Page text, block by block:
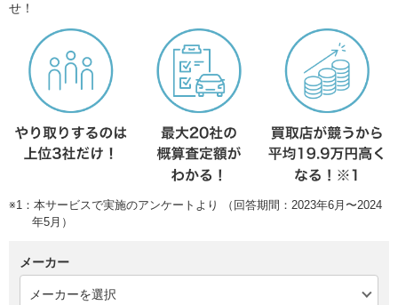
せ！
※1：本サービスで実施のアンケートより （回答期間：2023年6月〜2024
年5月）
メーカー